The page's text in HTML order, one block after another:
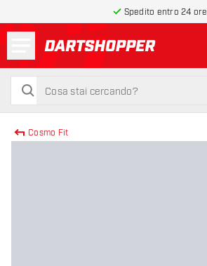
Spedito entro 24 ore
torna alla home page
cerca
cerca
Cosmo Fit